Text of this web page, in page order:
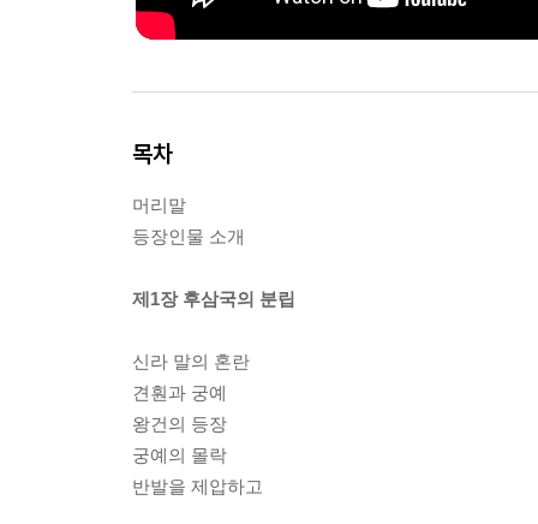
목차
머리말
등장인물 소개
제1장 후삼국의 분립
신라 말의 혼란
견훤과 궁예
왕건의 등장
궁예의 몰락
반발을 제압하고